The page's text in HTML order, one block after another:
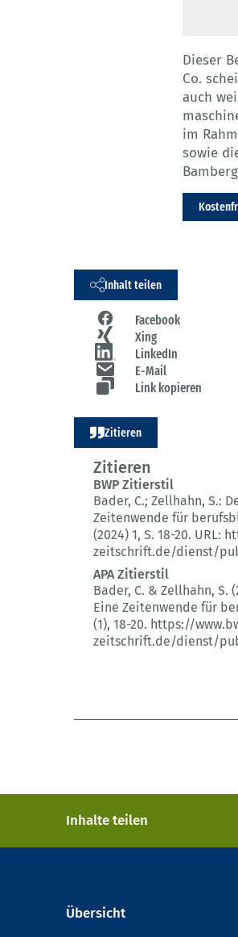
Dieser
Co.
auch
im
sowie
Inhalt teilen
Facebook
Xing
LinkedIn
E-Mail
Link kopieren
Zitieren
Zitieren
BWP Zitierstil
Bader, C.; Zellhahn, S.:
Zeitenwende für
(2024) 1, S. 18-20. URL:
zeitschrift.de/dienst/
APA Zitierstil
Bader, C. & Zellhahn, S.
Eine Zeitenwende für
(1), 18-20. https://
zeitschrift.de/dienst/
Inhalte teilen
Übersicht